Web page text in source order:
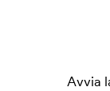
Avvia